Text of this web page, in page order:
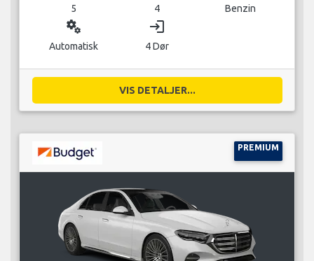
5 4 Benzin
miscellaneous_services
Automatisk
login
4 Dør
VIS DETALJER...
PREMIUM